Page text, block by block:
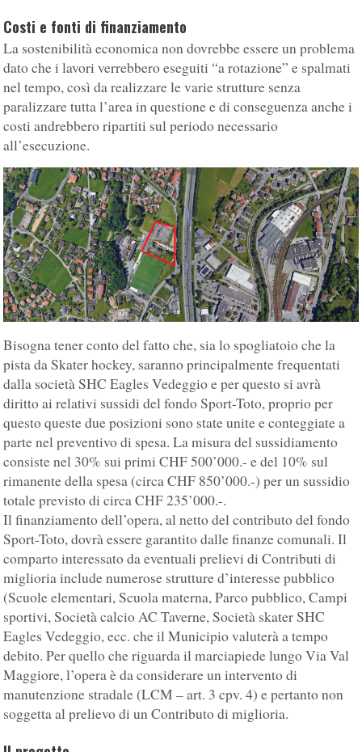
Costi e fonti di finanziamento
La sostenibilità economica non dovrebbe essere un problema
dato che i lavori verrebbero eseguiti “a rotazione” e spalmati
nel tempo, così da realizzare le varie strutture senza
paralizzare tutta l’area in questione e di conseguenza anche i
costi andrebbero ripartiti sul periodo necessario
all’esecuzione.
Bisogna tener conto del fatto che, sia lo spogliatoio che la
pista da Skater hockey, saranno principalmente frequentati
dalla società SHC Eagles Vedeggio e per questo si avrà
diritto ai relativi sussidi del fondo Sport-Toto, proprio per
questo queste due posizioni sono state unite e conteggiate a
parte nel preventivo di spesa. La misura del sussidiamento
consiste nel 30% sui primi CHF 500’000.- e del 10% sul
rimanente della spesa (circa CHF 850’000.-) per un sussidio
totale previsto di circa CHF 235’000.-.
Il finanziamento dell’opera, al netto del contributo del fondo
Sport-Toto, dovrà essere garantito dalle finanze comunali. Il
comparto interessato da eventuali prelievi di Contributi di
miglioria include numerose strutture d’interesse pubblico
(Scuole elementari, Scuola materna, Parco pubblico, Campi
sportivi, Società calcio AC Taverne, Società skater SHC
Eagles Vedeggio, ecc. che il Municipio valuterà a tempo
debito. Per quello che riguarda il marciapiede lungo Via Val
Maggiore, l’opera è da considerare un intervento di
manutenzione stradale (LCM – art. 3 cpv. 4) e pertanto non
soggetta al prelievo di un Contributo di miglioria.